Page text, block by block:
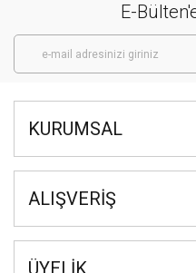
E-
KURUMSAL
ALIŞVERİŞ
ÜYELİK